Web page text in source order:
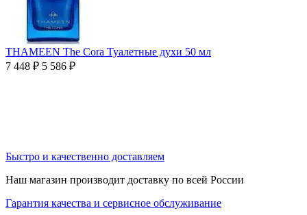
THAMEEN The Cora Туалетные духи 50 мл
7 448 ₽ 5 586 ₽
Быстро и качественно доставляем
Наш магазин производит доставку по всей России
Гарантия качества и сервисное обслуживание